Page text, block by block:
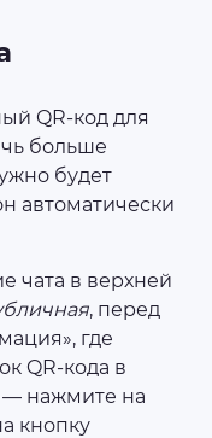
QR-код для
больше
будет
автоматически
чата в верхней
, перед
где
QR-кода в
— нажмите на
кнопку